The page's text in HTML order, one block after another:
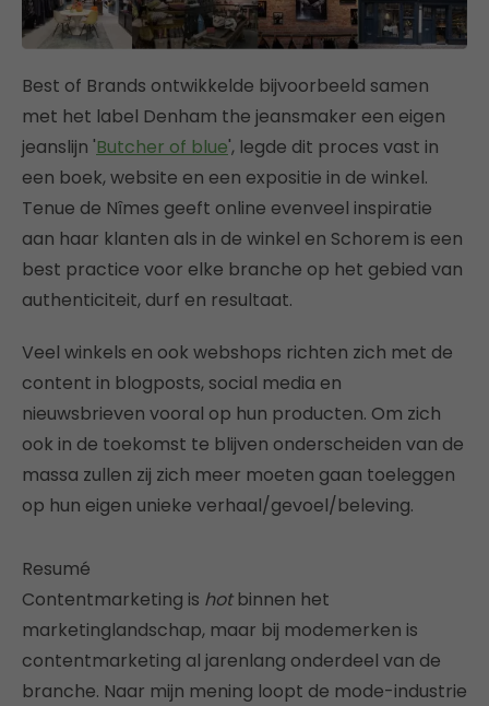
Best of Brands ontwikkelde bijvoorbeeld samen
met het label Denham the jeansmaker een eigen
jeanslijn 'Butcher of blue', legde dit proces vast in
een boek, website en een expositie in de winkel.
Tenue de Nȋmes geeft online evenveel inspiratie
aan haar klanten als in de winkel en Schorem is een
best practice voor elke branche op het gebied van
authenticiteit, durf en resultaat.
Veel winkels en ook webshops richten zich met de
content in blogposts, social media en
nieuwsbrieven vooral op hun producten. Om zich
ook in de toekomst te blijven onderscheiden van de
massa zullen zij zich meer moeten gaan toeleggen
op hun eigen unieke verhaal/gevoel/beleving.
Resumé
Contentmarketing is hotbinnen het
marketinglandschap, maar bij modemerken is
contentmarketing al jarenlang onderdeel van de
branche. Naar mijn mening loopt de mode-industrie